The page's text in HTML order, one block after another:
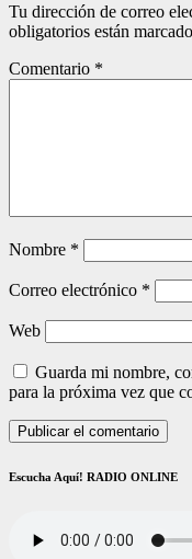
Tu dirección de correo
obligatorios están
Comentario *
Nombre *
Correo electrónico *
Web
Guarda mi nombre,
para la próxima vez que
Escucha Aquí! RADIO ONLINE